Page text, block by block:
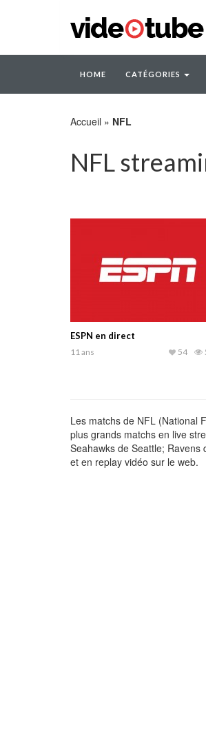
HOME CATÉGORIES
Accueil » NFL
NFL
ESPN en direct
11 ans 54
Les matchs de NFL (National
plus grands matchs en live
Seahawks de Seattle;
et en replay vidéo sur le web.